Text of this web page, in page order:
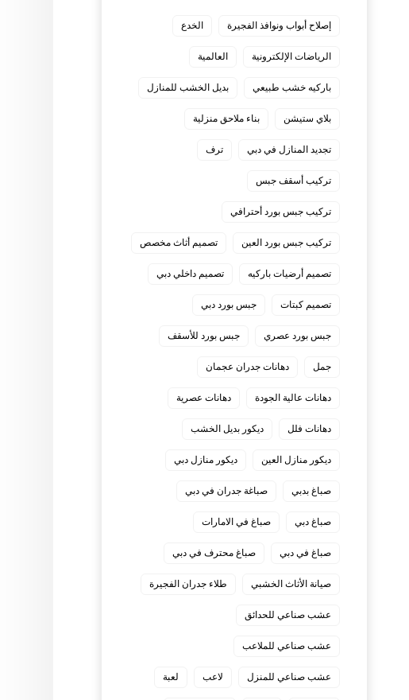
إصلاح أبواب ونوافذ الفجيرة الخدع
الرياضات الإلكترونية العالمية
باركيه خشب طبيعي بديل الخشب للمنازل
بلاي ستيشن بناء ملاحق منزلية
تجديد المنازل في دبي ترف
تركيب أسقف جبس
تركيب جبس بورد أحترافي
تركيب جبس بورد العين تصميم أثاث مخصص
تصميم أرضيات باركيه تصميم داخلي دبي
تصميم كبتات جبس بورد دبي
جبس بورد عصري جبس بورد للأسقف
جمل دهانات جدران عجمان
دهانات عالية الجودة دهانات عصرية
دهانات فلل ديكور بديل الخشب
ديكور منازل العين ديكور منازل دبي
صباغ بدبي صباغة جدران في دبي
صباغ دبي صباغ في الامارات
صباغ في دبي صباغ محترف في دبي
صيانة الأثاث الخشبي طلاء جدران الفجيرة
عشب صناعي للحدائق
عشب صناعي للملاعب
عشب صناعي للمنزل لاعب لعبة